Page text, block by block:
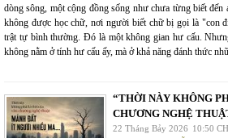
dòng sông, một cộng đồng sống như chưa từng biết đến
không được học chữ, nơi người biết chữ bị gọi là "con
trật tự bình thường. Đó là một không gian hư cấu.
không nằm ở tính hư cấu ấy, mà ở khả năng đánh thức
“THỜI NÀY KHÔNG
CHƯƠNG NGHỆ
22 Tháng Bảy 2026 10:50 CH